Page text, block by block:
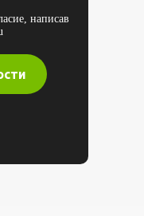
написав